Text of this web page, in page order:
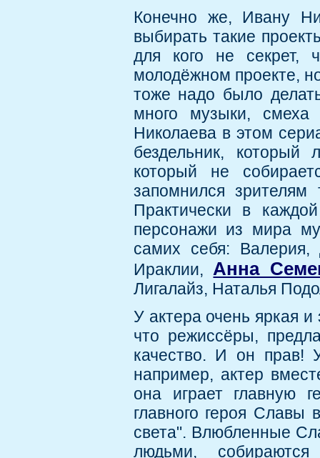
Конечно же, Ивану
выбирать такие
для кого не секрет,
молодёжном проекте,
тоже надо было
много музыки,
Николаева в этом
бездельник, который
который не
запомнился
Практически в
персонажи из мира
самих себя:
Ираклии,Анна
Лигалайз, Наталья
У актера очень яркая
что режиссёры,
качество. И он прав!
например, актер
она играет главную
главного героя Славы
света". Влюбленные
людьми,